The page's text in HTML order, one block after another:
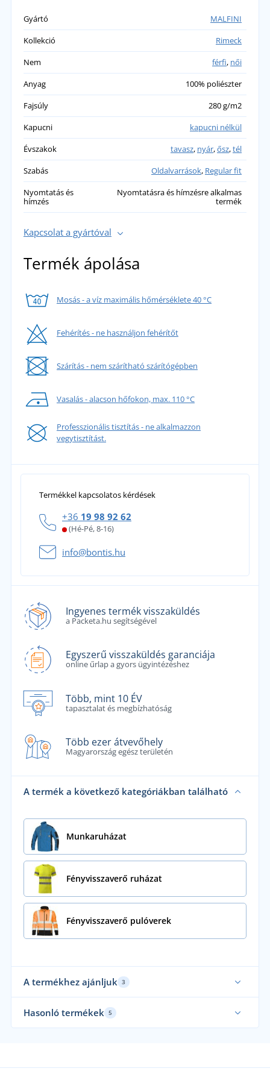
Gyártó
MALFINI
Kollekció
Rimeck
Nem
férfi, női
Anyag
100% poliészter
Fajsúly
280 g/m2
Kapucni
kapucni nélkül
Évszakok
tavasz, nyár,ősz,tél
Szabás
Oldalvarrások, Regular fit
Nyomtatás és
hímzés
Nyomtatásra és hímzésre alkalmas
termék
Kapcsolat a gyártóval
Termék ápolása
Mosás - a víz maximális hőmérséklete 40 °C
Fehérítés - ne használjon fehérítőt
Szárítás - nem szárítható szárítógépben
Vasalás - alacson hőfokon, max. 110 °C
Professzionális tisztítás - ne alkalmazzon
vegytisztítást.
Termékkel kapcsolatos kérdések
+36 19 98 92 62
(Hé-Pé, 8-16)
info@bontis.hu
Ingyenes termék visszaküldés
a Packeta.hu segítségével
Egyszerű visszaküldés garanciája
online űrlap a gyors ügyintézéshez
Több, mint 10 ÉV
tapasztalat és megbízhatóság
Több ezer átvevőhely
Magyarország egész területén
A termék a következő kategóriákban található
Munkaruházat
Fényvisszaverő ruházat
Fényvisszaverő pulóverek
A termékhez ajánljuk 3
Hasonló termékek 5